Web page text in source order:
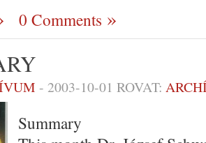
0 Comments
- 2003-10-01 ROVAT:
Summary